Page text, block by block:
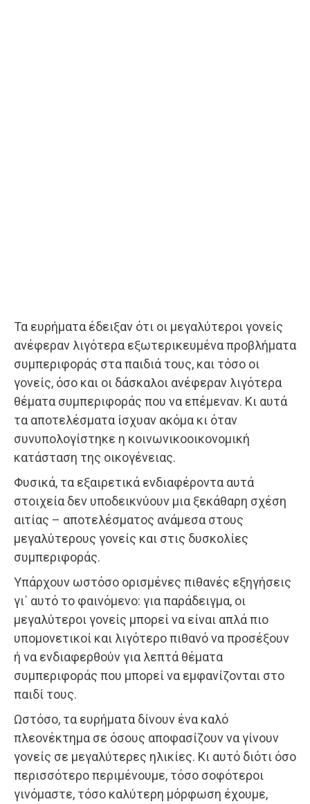
Τα ευρήματα έδειξαν ότι οι μεγαλύτεροι γονείς
ανέφεραν λιγότερα εξωτερικευμένα προβλήματα
συμπεριφοράς στα παιδιά τους, και τόσο οι
γονείς, όσο και οι δάσκαλοι ανέφεραν λιγότερα
θέματα συμπεριφοράς που να επέμεναν. Κι αυτά
τα αποτελέσματα ίσχυαν ακόμα κι όταν
συνυπολογίστηκε η κοινωνικοοικονομική
κατάσταση της οικογένειας.
Φυσικά, τα εξαιρετικά ενδιαφέροντα αυτά
στοιχεία δεν υποδεικνύουν μια ξεκάθαρη σχέση
αιτίας – αποτελέσματος ανάμεσα στους
μεγαλύτερους γονείς και στις δυσκολίες
συμπεριφοράς.
Υπάρχουν ωστόσο ορισμένες πιθανές εξηγήσεις
γι΄ αυτό το φαινόμενο: για παράδειγμα, οι
μεγαλύτεροι γονείς μπορεί να είναι απλά πιο
υπομονετικοί και λιγότερο πιθανό να προσέξουν
ή να ενδιαφερθούν για λεπτά θέματα
συμπεριφοράς που μπορεί να εμφανίζονται στο
παιδί τους.
Ωστόσο, τα ευρήματα δίνουν ένα καλό
πλεονέκτημα σε όσους αποφασίζουν να γίνουν
γονείς σε μεγαλύτερες ηλικίες. Κι αυτό διότι όσο
περισσότερο περιμένουμε, τόσο σοφότεροι
γινόμαστε, τόσο καλύτερη μόρφωση έχουμε,